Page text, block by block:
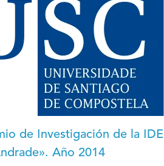
de Investigación de la
Año 2014